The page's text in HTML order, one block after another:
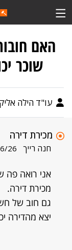
האם
שוכר
עו"ד הילה
מכירת דירה
חנה רייך 26
אני רואה פה
מכירת דירה.
גם חוב של
יצא מהדירה